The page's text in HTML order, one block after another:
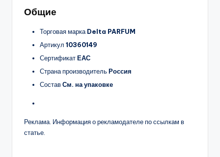
Общие
Торговая марка Delta PARFUM
Артикул 10360149
СертификатЕАС
Страна производительРоссия
СоставСм. на упаковке
Реклама. Информация о рекламодателе по ссылкам в
статье.